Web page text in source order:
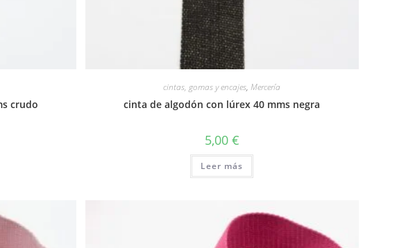
crudo
cintas, gomas y encajes,Mercería
cinta de algodón con lúrex 40 mms negra
5,00 €
Leer más